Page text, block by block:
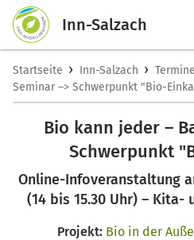
Inn-Salzach
Startseite › Inn-Salzach › Termine
Seminar –> Schwerpunkt "Bio-
Bio kann jeder –
Schwerpunkt
Online-Infoveranstaltung
(14 bis 15.30 Uhr) – Kita-
Projekt: Bio in der